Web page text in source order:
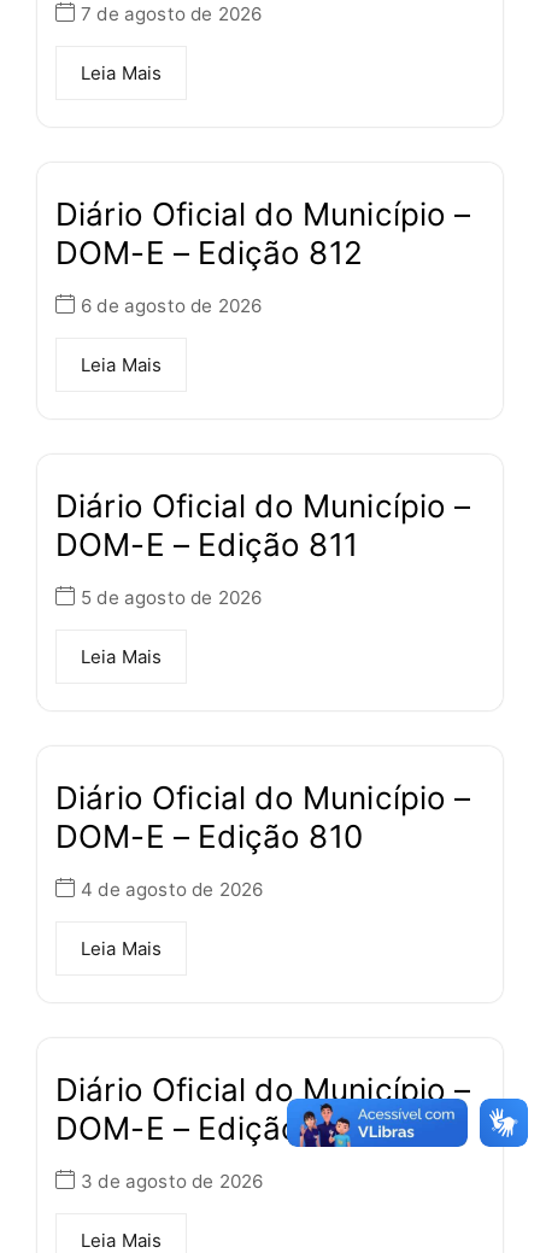
7 de agosto de 2026
Leia Mais
Diário Oficial do Município –
DOM-E – Edição 812
6 de agosto de 2026
Leia Mais
Diário Oficial do Município –
DOM-E – Edição 811
5 de agosto de 2026
Leia Mais
Diário Oficial do Município –
DOM-E – Edição 810
4 de agosto de 2026
Leia Mais
Diário Oficial do Município –
DOM-E – Edição 809
3 de agosto de 2026
Leia Mais